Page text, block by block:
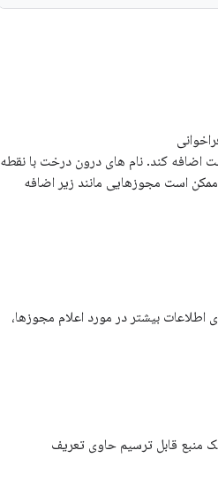
اضافه کند. نام های درون درخت با نقطه
است مجوزهایی مانند زیر اضافه
اطلاعات بیشتر در مورد اعلام مجوزها،
منبع قابل ترسیم حاوی تعریف